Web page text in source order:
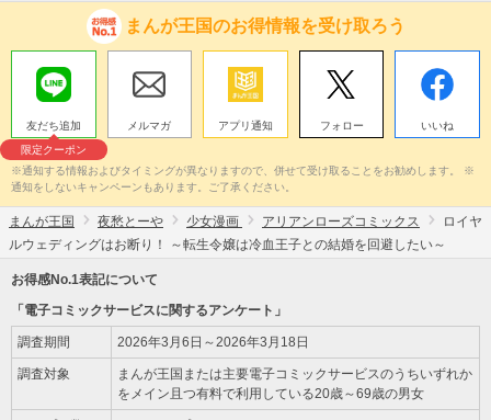
まんが王国のお得情報を受け取ろう
友だち追加
限定クーポン
メルマガ アプリ通知 フォロー いいね
※通知する情報およびタイミングが異なりますので、併せて受け取ることをお勧めします。 ※
通知をしないキャンペーンもあります。ご了承ください。
まんが王国 夜愁とーや 少女漫画 アリアンローズコミックス
ロイヤ
ルウェディングはお断り！ ～転生令嬢は冷血王子との結婚を回避したい～
お得感No.1表記について
「電子コミックサービスに関するアンケート」
調査期間 2026年3月6日～2026年3月18日
調査対象
まんが王国または主要電子コミックサービスのうちいずれか
をメイン且つ有料で利用している20歳～69歳の男女